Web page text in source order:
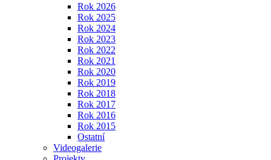
Rok 2026
Rok 2025
Rok 2024
Rok 2023
Rok 2022
Rok 2021
Rok 2020
Rok 2019
Rok 2018
Rok 2017
Rok 2016
Rok 2015
Ostatní
Videogalerie